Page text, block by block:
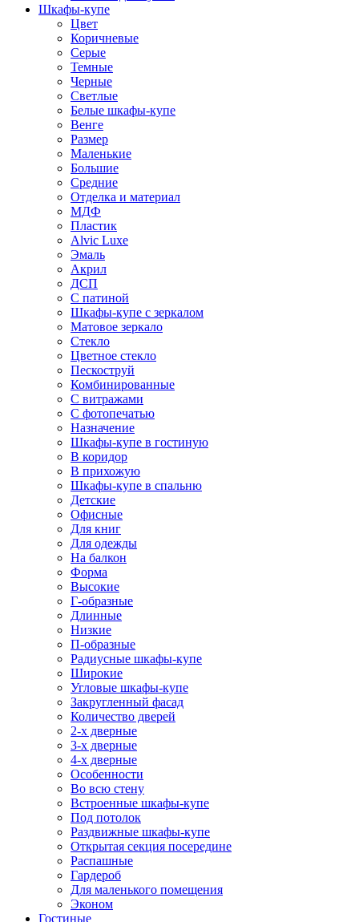
Шкафы-купе
Цвет
Коричневые
Серые
Темные
Черные
Светлые
Белые шкафы-купе
Венге
Размер
Маленькие
Большие
Средние
Отделка и материал
МДФ
Пластик
Alvic Luxe
Эмаль
Акрил
ДСП
С патиной
Шкафы-купе с зеркалом
Матовое зеркало
Стекло
Цветное стекло
Пескоструй
Комбинированные
С витражами
С фотопечатью
Назначение
Шкафы-купе в гостиную
В коридор
В прихожую
Шкафы-купе в спальню
Детские
Офисные
Для книг
Для одежды
На балкон
Форма
Высокие
Г-образные
Длинные
Низкие
П-образные
Радиусные шкафы-купе
Широкие
Угловые шкафы-купе
Закругленный фасад
Количество дверей
2-х дверные
3-х дверные
4-х дверные
Особенности
Во всю стену
Встроенные шкафы-купе
Под потолок
Раздвижные шкафы-купе
Открытая секция посередине
Распашные
Гардероб
Для маленького помещения
Эконом
Гостиные